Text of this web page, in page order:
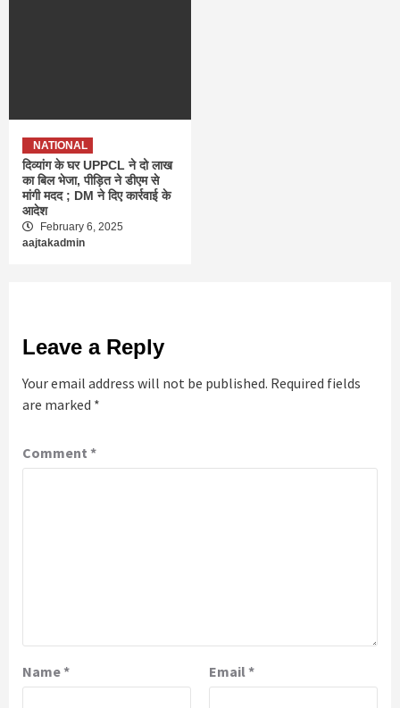
NATIONAL
दिव्यांग के घर UPPCL ने दो लाख
का बिल भेजा, पीड़ित ने डीएम से
मांगी मदद ; DM ने दिए कार्रवाई के
आदेश
February 6, 2025
aajtakadmin
Leave a Reply
Your email address will not be published. Required fields
are marked *
Comment *
Name* Email *